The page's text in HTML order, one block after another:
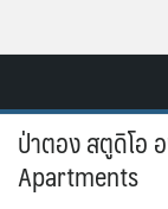
contentHome
ติดต่อ
ป่าตอง สตูดิโอ
Apartments